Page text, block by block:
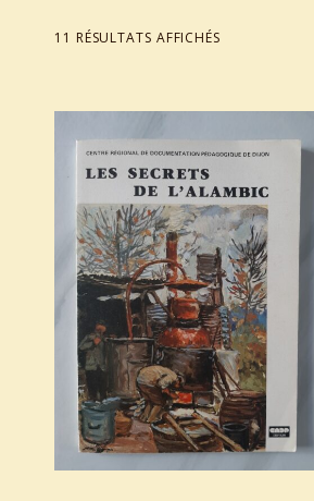
11 RÉSULTATS AFFICHÉSTRIÉ DU PLUS RÉCENT AU PLUS ANCIEN
List of products